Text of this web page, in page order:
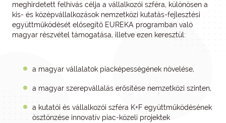
meghirdetett felhívás célja a vállalkozói szféra, különösen a
kis- és középvállalkozások nemzetközi kutatás-fejlesztési
együttműködését elősegítő EUREKA programban való
magyar részvétel támogatása, illetve ezen keresztül:
a magyar vállalatok piacképességének növelése,
a magyar szerepvállalás erősítése nemzetközi szinten,
a kutatói és vállalkozói szféra K+F együttműködésének
ösztönzése innovatív piac-közeli projektek